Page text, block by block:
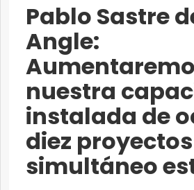
Pablo Sastre
Angle:
nuestra
instalada de
diez
simultáneo